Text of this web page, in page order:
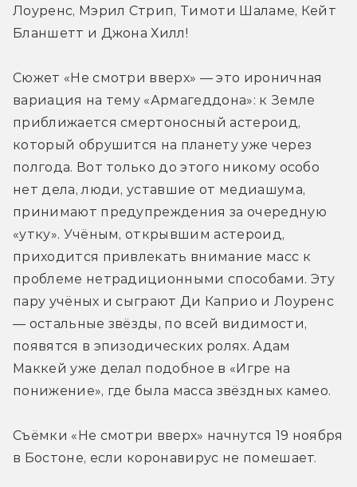
Лоуренс, Мэрил Стрип, Тимоти Шаламе, Кейт
Бланшетт и Джона Хилл!
Сюжет «Не смотри вверх» — это ироничная
вариация на тему «Армагеддона»: к Земле
приближается смертоносный астероид,
который обрушится на планету уже через
полгода. Вот только до этого никому особо
нет дела, люди, уставшие от медиашума,
принимают предупреждения за очередную
«утку». Учёным, открывшим астероид,
приходится привлекать внимание масс к
проблеме нетрадиционными способами. Эту
пару учёных и сыграют Ди Каприо и Лоуренс
— остальные звёзды, по всей видимости,
появятся в эпизодических ролях. Адам
Маккей уже делал подобное в «Игре на
понижение», где была масса звёздных камео.
Съёмки «Не смотри вверх» начнутся 19 ноября
в Бостоне, если коронавирус не помешает.